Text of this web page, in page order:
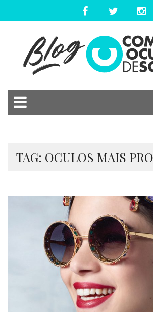
TAG: OCULOS MAIS